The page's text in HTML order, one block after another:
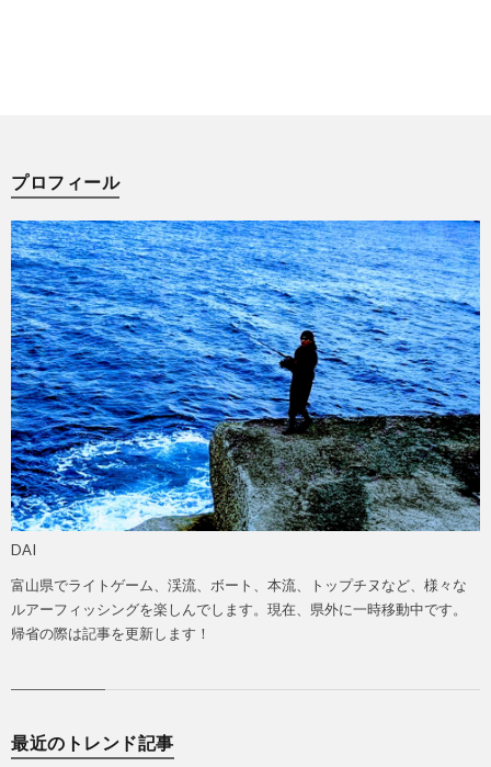
プロフィール
DAI
富山県でライトゲーム、渓流、ボート、本流、トップチヌなど、様々な
ルアーフィッシングを楽しんでします。現在、県外に一時移動中です。
帰省の際は記事を更新します！
最近のトレンド記事